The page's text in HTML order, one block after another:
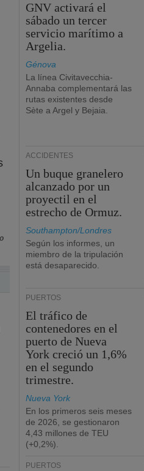
GNV activará el
sábado un tercer
servicio marítimo a
Argelia.
Génova
La línea Civitavecchia-
Annaba complementará las
rutas existentes desde
Sète a Argel y Bejaia.
ACCIDENTES
Un buque granelero
alcanzado por un
proyectil en el
estrecho de Ormuz.
Southampton/Londres
Según los informes, un
miembro de la tripulación
está desaparecido.
PUERTOS
El tráfico de
contenedores en el
puerto de Nueva
York creció un 1,6%
en el segundo
trimestre.
Nueva York
En los primeros seis meses
de 2026, se gestionaron
4,43 millones de TEU
(+0,2%).
PUERTOS